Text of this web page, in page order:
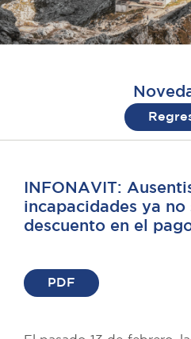
INFONAVIT:
incapacidades ya
descuento en el
PDF